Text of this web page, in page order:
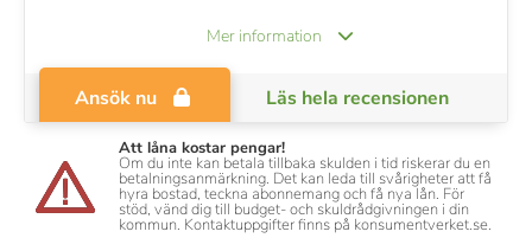
Mer information
Ansök nu Läs hela recensionen
Att låna kostar pengar!
Om du inte kan betala tillbaka skulden i tid riskerar du en
betalningsanmärkning. Det kan leda till svårigheter att få
hyra bostad, teckna abonnemang och få nya lån. För
stöd, vänd dig till budget- och skuldrådgivningen i din
kommun. Kontaktuppgifter finns på konsumentverket.se.